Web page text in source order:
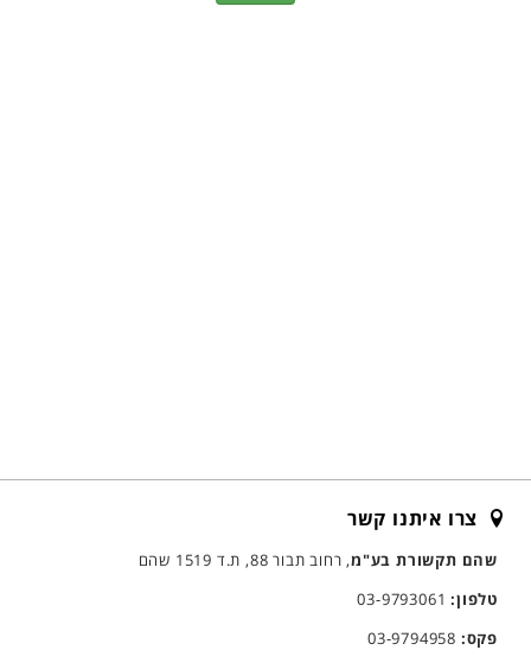
צרו איתנו קשר
שהם תקשורת בע"מ, רחוב תבור 88, ת.ד 1519 שהם
טלפון:03-9793061
פקס: